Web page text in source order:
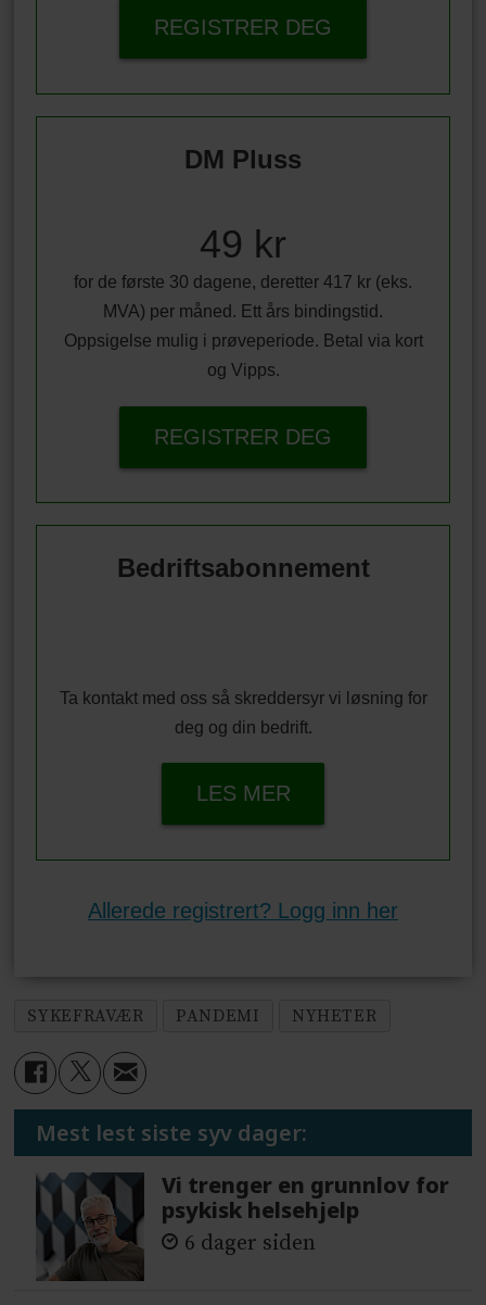
REGISTRER DEG
DM Pluss
49 kr
for de første 30 dagene, deretter 417 kr (eks.
MVA) per måned. Ett års bindingstid.
Oppsigelse mulig i prøveperiode. Betal via kort
og Vipps.
REGISTRER DEG
Bedriftsabonnement
Ta kontakt med oss så skreddersyr vi løsning for
deg og din bedrift.
LES MER
Allerede registrert? Logg inn her
SYKEFRAVÆR PANDEMI NYHETER
Mest lest siste syv dager:
Vi trenger en grunnlov for
psykisk helsehjelp
6 dager siden